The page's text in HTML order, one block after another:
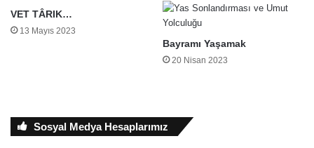
VET TÂRIK…
13 Mayıs 2023
Bayramı Yaşamak
20 Nisan 2023
Sosyal Medya Hesaplarımız